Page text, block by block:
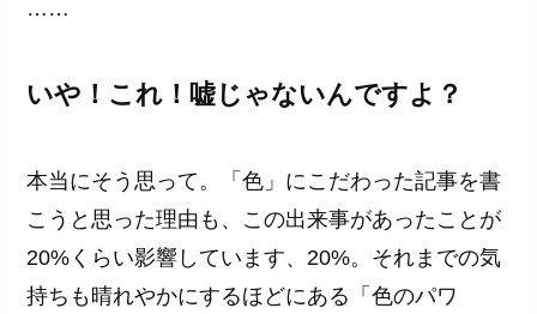
……
いや！これ！嘘じゃないんですよ？
本当にそう思って。「色」にこだわった記事を書
こうと思った理由も、この出来事があったことが
20%くらい影響しています、20%。それまでの気
持ちも晴れやかにするほどにある「色のパワ